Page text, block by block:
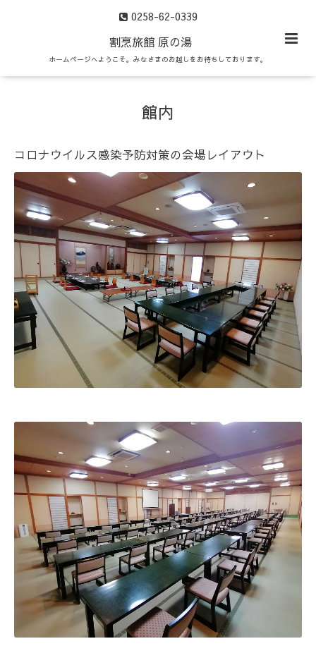
0258-62-0339
割烹旅館 原の湯
ホームページへようこそ。みなさまのお越しをお待ちしております。
館内
コロナウイルス感染予防対策の会場レイアウト